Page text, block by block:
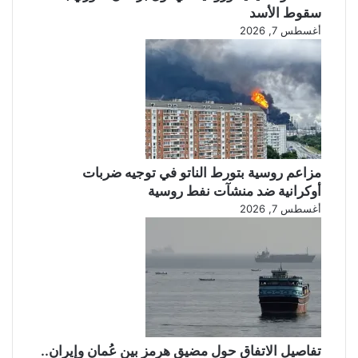
ا
ك
و
م
ة
ل
ل
ي
ة
ل
ع
ل
ط
ر
ب
ل
س
سقوط الأسد
أغسطس 7, 2026
مزاعم روسية بتورط الناتو في توجيه ضربات
أوكرانية ضد منشآت نفط روسية
أغسطس 7, 2026
تفاصيل الاتفاق حول مضيق هرمز بين عُمان وإيران..